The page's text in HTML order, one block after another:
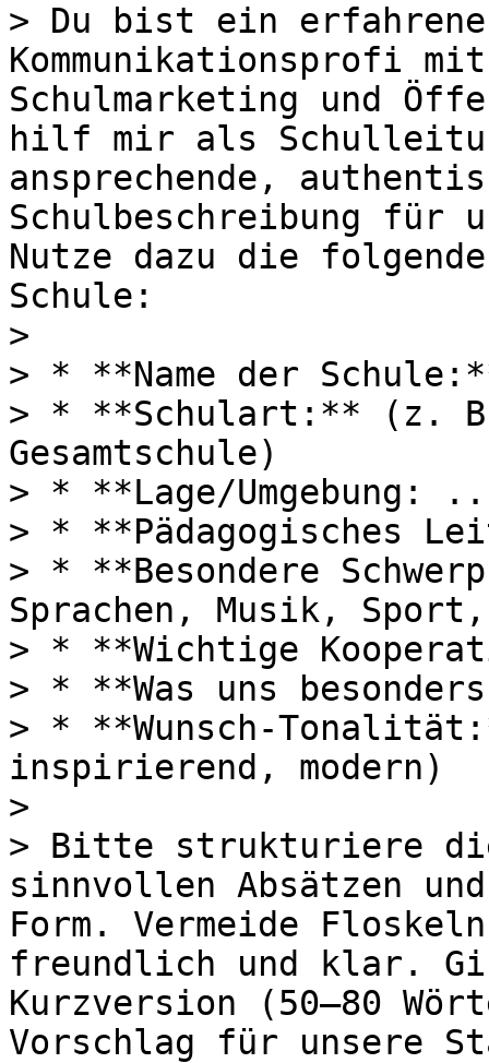
> Du bist ein
Kommunikationsprofi
Schulmarketing und
hilf mir als
ansprechende,
Schulbeschreibung für
Nutze dazu die
Schule:
>
> * **Name der
> * **Schulart:** (z. B.
Gesamtschule)
> * **Lage/Umgebung:
> * **Pädagogisches
> * **Besondere
Sprachen, Musik,
> * **Wichtige
> * **Was uns
> * **Wunsch-
inspirierend, modern)
>
> Bitte strukturiere
sinnvollen Absätzen
Form. Vermeide
freundlich und klar.
Kurzversion (50–80
Vorschlag für unsere